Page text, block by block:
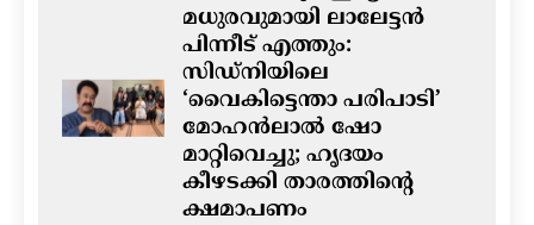
മധുരവുമായി ലാലേട്ടൻ
പിന്നീട് എത്തും:
സിഡ്നിയിലെ
‘വൈകിട്ടെന്താ പരിപാടി’
മോഹൻലാൽ ഷോ
മാറ്റിവെച്ചു; ഹൃദയം
കീഴടക്കി താരത്തിന്റെ
ക്ഷമാപണം